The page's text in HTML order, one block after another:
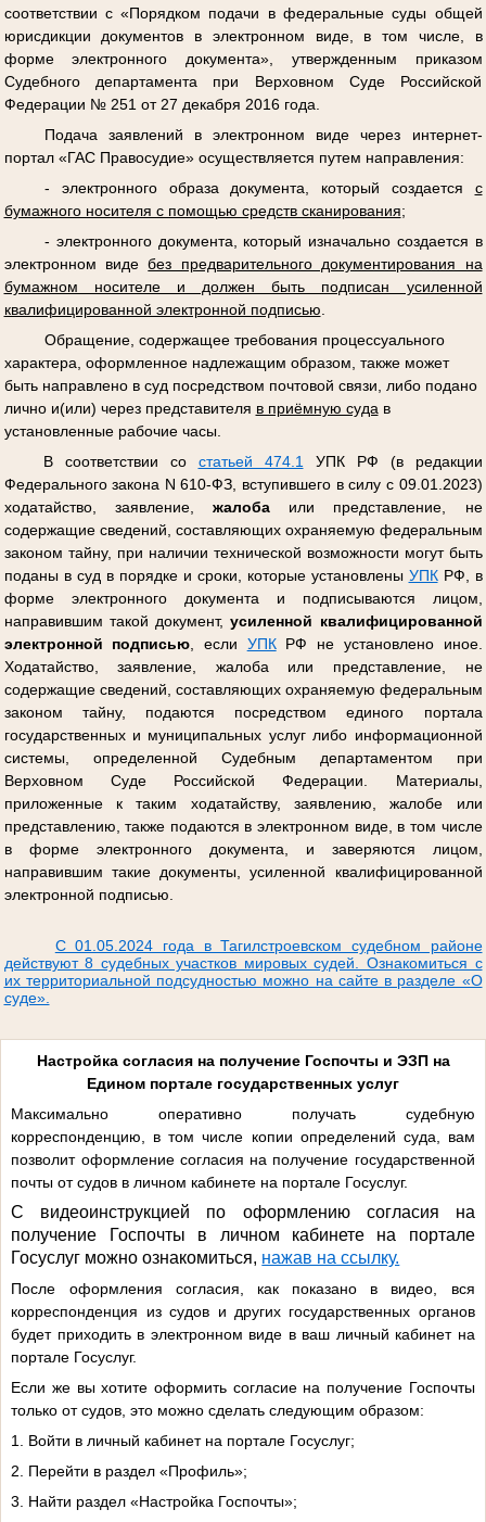
соответствии с «Порядком подачи в федеральные суды общей
юрисдикции документов в электронном виде, в том числе, в
форме электронного документа», утвержденным приказом
Судебного департамента при Верховном Суде Российской
Федерации № 251 от 27 декабря 2016 года.
Подача заявлений в электронном виде через интернет-
портал «ГАС Правосудие» осуществляется путем направления:
- электронного образа документа, который создается с
бумажного носителя с помощью средств сканирования;
- электронного документа, который изначально создается в
электронном видебез предварительного документирования на
бумажном носителе и должен быть подписан усиленной
квалифицированной электронной подписью
Обращение, содержащее требования процессуального
характера, оформленное надлежащим образом, также может
быть направлено в суд посредством почтовой связи, либо подано
лично и(или) через представителя в приёмную суда в
установленные рабочие часы.
В соответствии со статьей 474.1
УПК РФ (в редакции
Федерального закона N 610-ФЗ, вступившего в силу с 09.01.2023)
ходатайство, заявление, жалобаили представление, не
содержащие сведений, составляющих охраняемую федеральным
законом тайну, при наличии технической возможности могут быть
поданы в суд в порядке и сроки, которые установлены УПКРФ, в
форме электронного документа и подписываются лицом,
направившим такой документ,усиленной квалифицированной
электронной подписью , если УПКРФ не установлено иное.
Ходатайство, заявление, жалоба или представление, не
содержащие сведений, составляющих охраняемую федеральным
законом тайну, подаются посредством единого портала
государственных и муниципальных услуг либо информационной
системы, определенной Судебным департаментом при
Верховном Суде Российской Федерации. Материалы,
приложенные к таким ходатайству, заявлению, жалобе или
представлению, также подаются в электронном виде, в том числе
в форме электронного документа, и заверяются лицом,
направившим такие документы, усиленной квалифицированной
электронной подписью.
С 01.05.2024 года в Тагилстроевском судебном районе
действуют 8 судебных участков мировых судей. Ознакомиться с
их территориальной подсудностью можно на сайте в разделе «О
суде».
Настройка согласия на получение Госпочты и ЭЗП на
Едином портале государственных услуг
Максимально оперативно получать судебную
корреспонденцию, в том числе копии определений суда, вам
позволит оформление согласия на получение государственной
почты от судов в личном кабинете на портале Госуслуг.
С видеоинструкцией по оформлению согласия на
получение Госпочты в личном кабинете на портале
Госуслуг можно ознакомиться, нажав на ссылку.
После оформления согласия, как показано в видео, вся
корреспонденция из судов и других государственных органов
будет приходить в электронном виде в ваш личный кабинет на
портале Госуслуг.
Если же вы хотите оформить согласие на получение Госпочты
только от судов, это можно сделать следующим образом:
1. Войти в личный кабинет на портале Госуслуг;
2. Перейти в раздел «Профиль»;
3. Найти раздел «Настройка Госпочты»;